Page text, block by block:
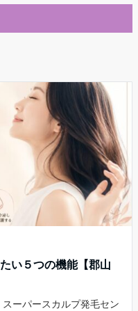
い５つの機能【郡山
ーパースカルプ発毛セン